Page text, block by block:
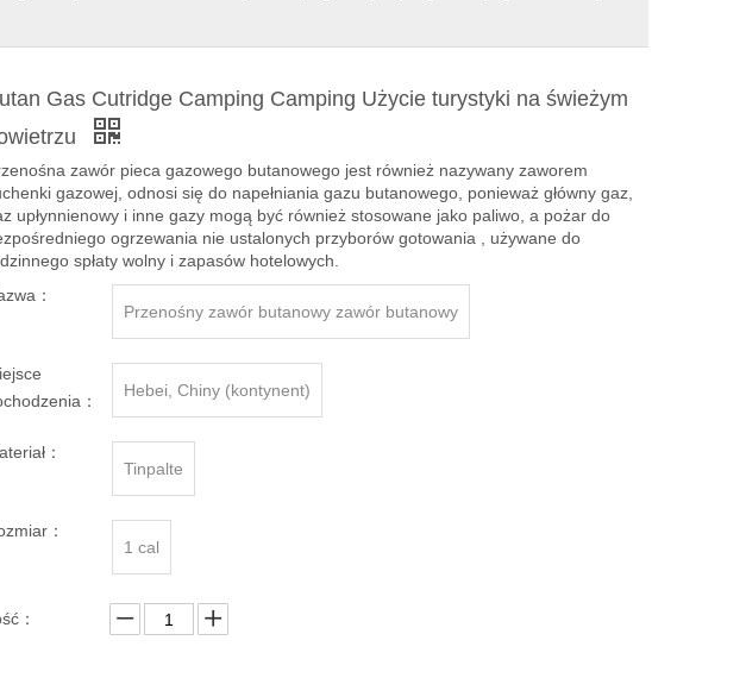
Gas Cutridge Camping Camping Użycie turystyki na świeżym
zawór pieca gazowego butanowego jest również nazywany zaworem
gazowej, odnosi się do napełniania gazu butanowego, ponieważ główny gaz,
upłynnienowy i inne gazy mogą być również stosowane jako paliwo, a pożar do
ogrzewania nie ustalonych przyborów gotowania , używane do
spłaty wolny i zapasów hotelowych.
：
Przenośny zawór butanowy zawór butanowy
：
Hebei, Chiny (kontynent)
：
Tinpalte
：
1 cal
：